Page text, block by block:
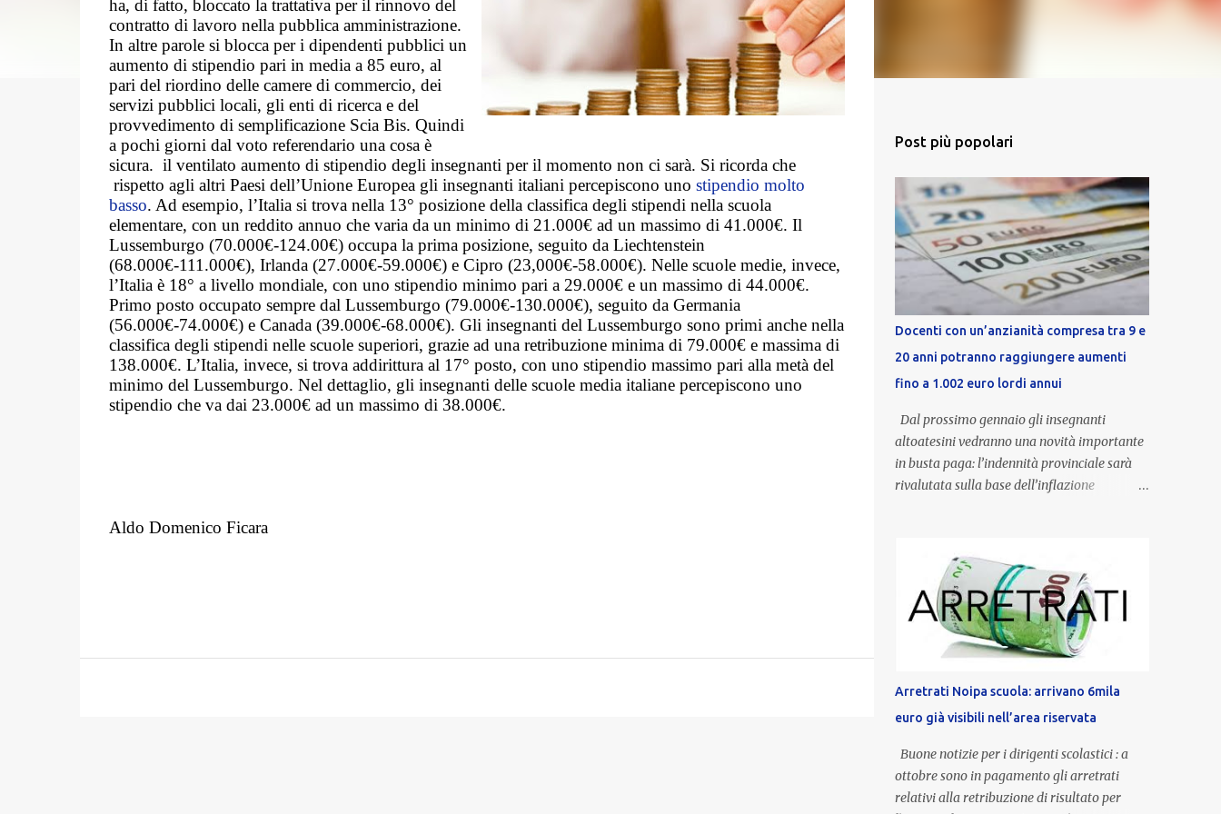
ha, di fatto, bloccato la trattativa per il rinnovo del
contratto di lavoro nella pubblica amministrazione.
In altre parole si blocca per i dipendenti pubblici un
aumento di stipendio pari in media a 85 euro, al
pari del riordino delle camere di commercio, dei
servizi pubblici locali, gli enti di ricerca e del
provvedimento di semplificazione Scia Bis. Quindi
a pochi giorni dal voto referendario una cosa è
sicura. il ventilato aumento di stipendio degli insegnanti per il momento non ci sarà. Si ricorda che
rispetto agli altri Paesi dell’Unione Europea gli insegnanti italiani percepiscono uno stipendio molto
basso. Ad esempio, l’Italia si trova nella 13° posizione della classifica degli stipendi nella scuola
elementare, con un reddito annuo che varia da un minimo di 21.000€ ad un massimo di 41.000€. Il
Lussemburgo (70.000€-124.00€) occupa la prima posizione, seguito da Liechtenstein
(68.000€-111.000€), Irlanda (27.000€-59.000€) e Cipro (23,000€-58.000€). Nelle scuole medie, invece,
l’Italia è 18° a livello mondiale, con uno stipendio minimo pari a 29.000€ e un massimo di 44.000€.
Primo posto occupato sempre dal Lussemburgo (79.000€-130.000€), seguito da Germania
(56.000€-74.000€) e Canada (39.000€-68.000€). Gli insegnanti del Lussemburgo sono primi anche nella
classifica degli stipendi nelle scuole superiori, grazie ad una retribuzione minima di 79.000€ e massima di
138.000€. L’Italia, invece, si trova addirittura al 17° posto, con uno stipendio massimo pari alla metà del
minimo del Lussemburgo. Nel dettaglio, gli insegnanti delle scuole media italiane percepiscono uno
stipendio che va dai 23.000€ ad un massimo di 38.000€.
Aldo Domenico Ficara
Post più popolari
Docenti con un’anzianità compresa tra 9 e
20 anni potranno raggiungere aumenti
fino a 1.002 euro lordi annui
Dal prossimo gennaio gli insegnanti
altoatesini vedranno una novità importante
in busta paga: l’indennità provinciale sarà
rivalutata sulla base dell’inflazione
un’anzianità compresa tra 9 e 20 anni
potranno raggiungere fino a 1.002 euro lordi
annui. Il nuovo contratto provinciale
introduce inoltre un congedo speciale
dedicato alle donne vittime di violenza di
genere, in linea con la normativa nazionale e
con l’obiettivo di offrire maggiore tutela e
supporto in situazioni delicate. L’indennità
provinciale per i docenti è un unicum in
Italia: si tratta di una misura esclusiva della
Provincia autonoma di Bolzano, che integra
Arretrati Noipa scuola: arrivano 6mila
euro già visibili nell’area riservata
Buone notizie per i dirigenti scolastici : a
ottobre sono in pagamento gli arretrati
relativi alla retribuzione di risultato per